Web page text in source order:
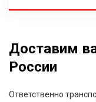
Доставим
России
Ответственно